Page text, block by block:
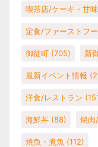
喫茶店/ケーキ・甘味
定食/ファーストフ
御徒町 (705) 新
最新イベント情報
洋食/レストラン
海鮮丼 (88) 焼肉
焼魚・煮魚 (112)